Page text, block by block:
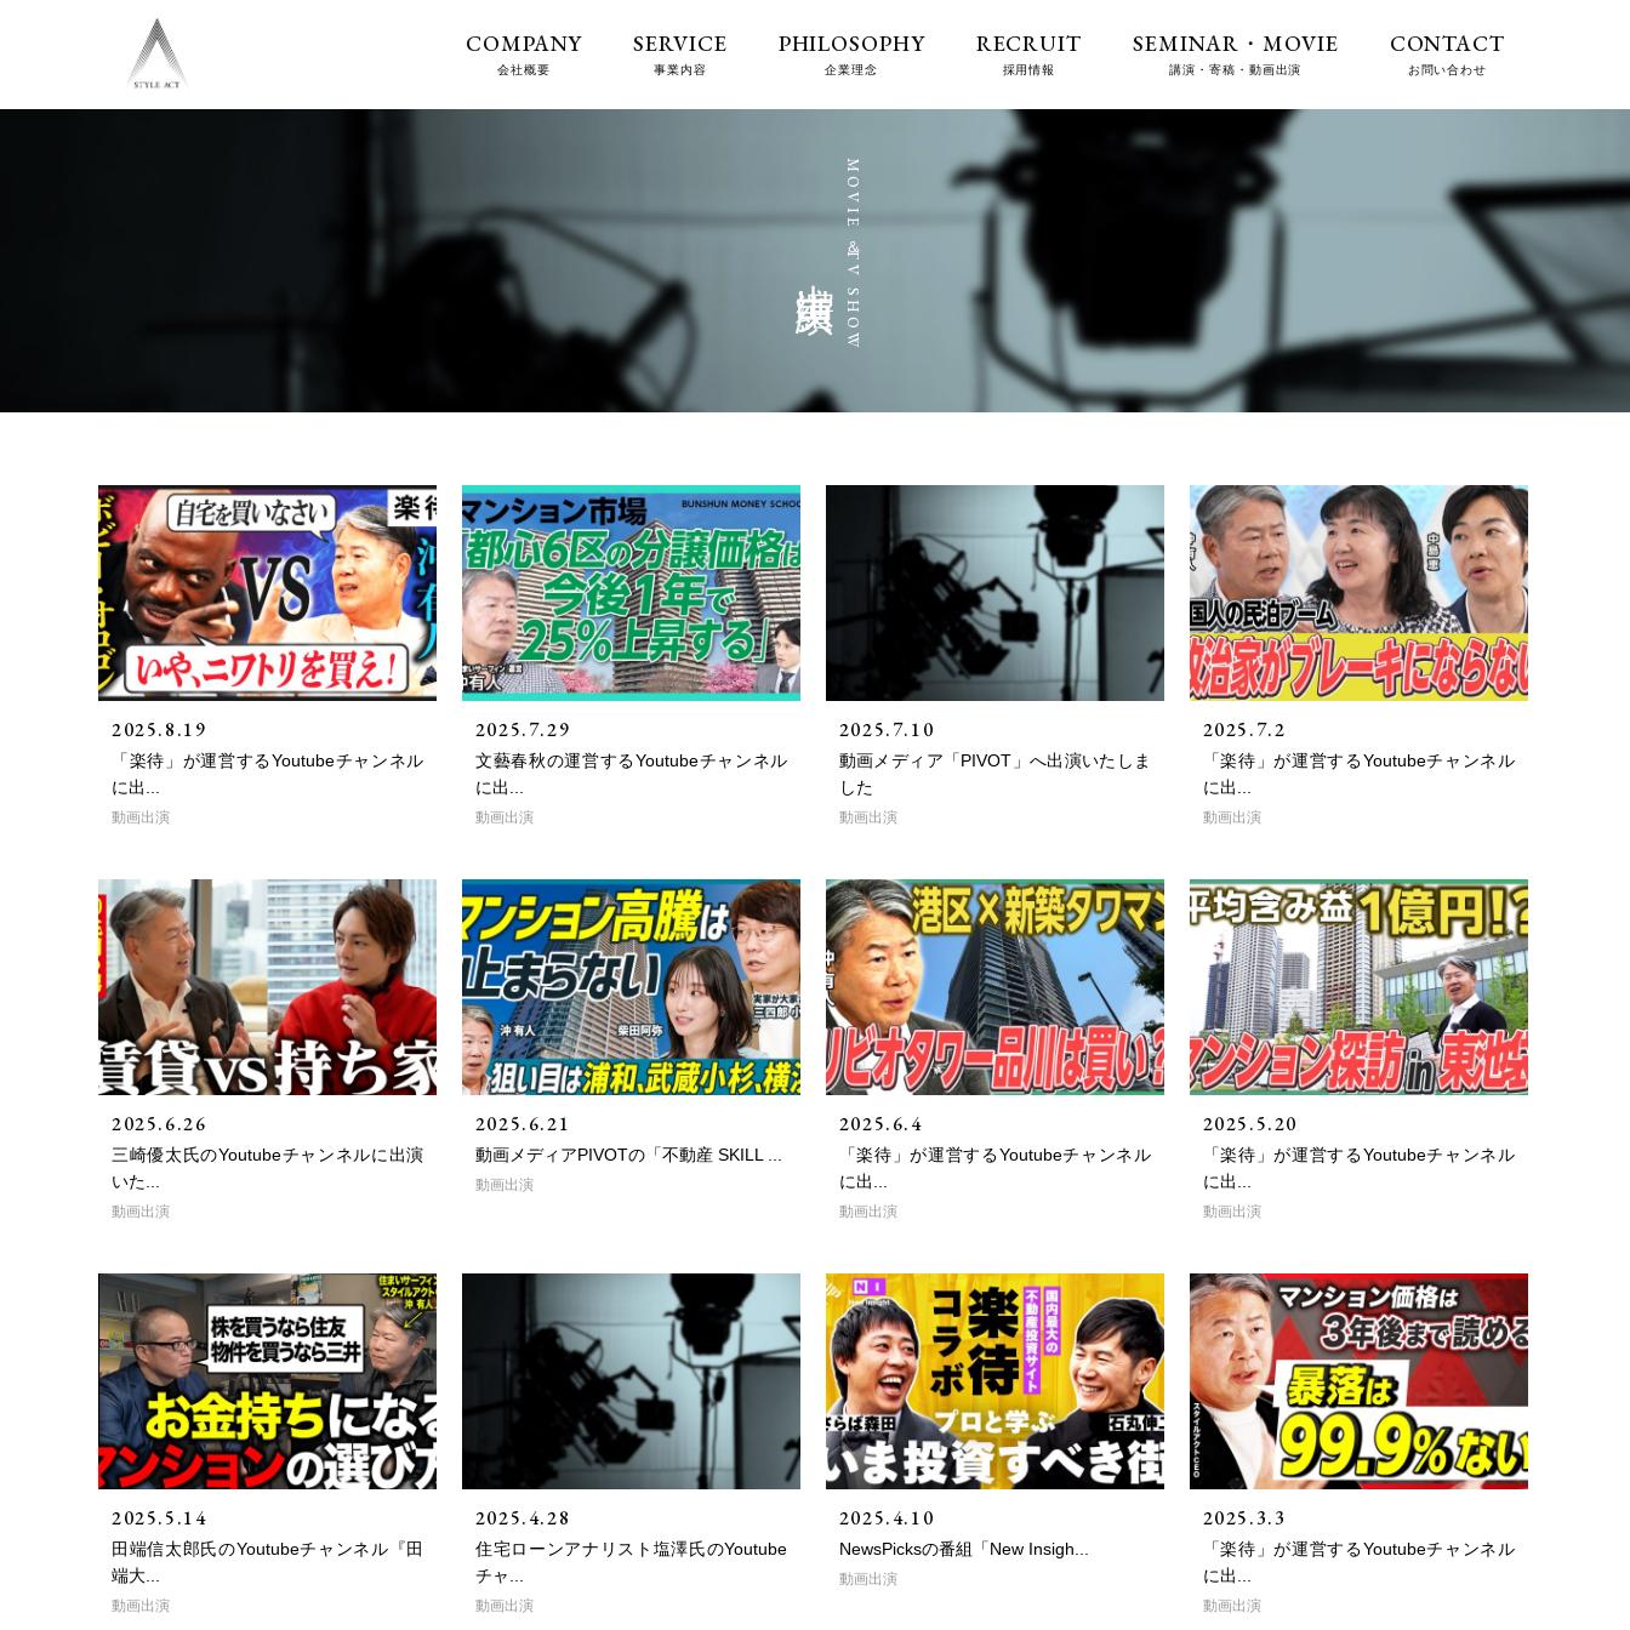
COMPANY
会社概要
SERVICE
事業内容
PHILOSOPHY
企業理念
RECRUIT
採用情報
SEMINAR・MOVIE
講演・寄稿・動画出演
CONTACT
お問い合わせ
2025.8.19
「楽待」が運営するYoutubeチャンネル
に出...
動画出演
2025.7.29
文藝春秋の運営するYoutubeチャンネル
に出...
動画出演
2025.7.10
動画メディア「PIVOT」へ出演いたしま
した
動画出演
2025.7.2
「楽待」が運営するYoutubeチャンネル
に出...
動画出演
2025.6.26
三崎優太氏のYoutubeチャンネルに出演
いた...
動画出演
2025.6.21
動画メディアPIVOTの「不動産 SKILL ...
動画出演
2025.6.4
「楽待」が運営するYoutubeチャンネル
に出...
動画出演
2025.5.20
「楽待」が運営するYoutubeチャンネル
に出...
動画出演
2025.5.14
田端信太郎氏のYoutubeチャンネル『田
端大...
動画出演
2025.4.28
住宅ローンアナリスト塩澤氏のYoutube
チャ...
動画出演
2025.4.10
NewsPicksの番組「New Insigh...
動画出演
2025.3.3
「楽待」が運営するYoutubeチャンネル
に出...
動画出演